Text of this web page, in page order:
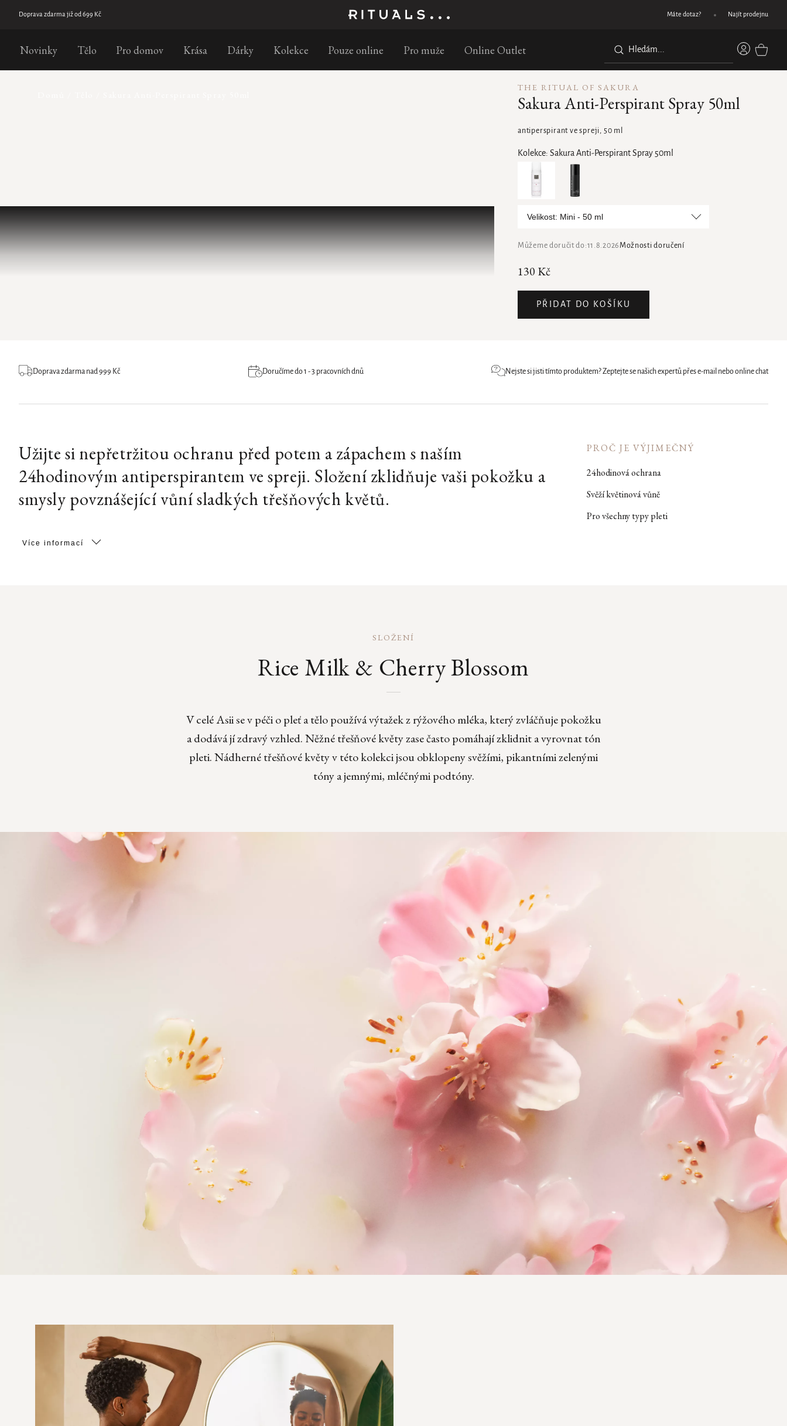
Doprava zdarma již od 699 Kč Objednejte do 11:30 a doručíme následující pracovní den Dárek při nákupu nad 1200 Kč
Máte dotaz? Najít prodejnu
Novinky Tělo Pro domov Krása Dárky Kolekce Pouze online Pro muže Online Outlet
THE RITUAL OF SAKURA
Sakura Anti-Perspirant Spray 50ml
130 Kč
Můžeme doručit do:11.8.2026Možnosti doručení
PŘIDAT DO KOŠÍKU
antiperspirant ve spreji, 50 ml
Kolekce: Sakura Anti-Perspirant Spray 50ml
Velikost: Mini - 50 ml
Doprava zdarma nad 999 Kč Doručíme do 1 - 3 pracovních dnů Nejste si jisti tímto produktem? Zeptejte se našich expertů přes e-mail nebo online chat
Užijte si nepřetržitou ochranu před potem a zápachem s naším
24hodinovým antiperspirantem ve spreji. Složení zklidňuje vaši pokožku a
smysly povznášející vůní sladkých třešňových květů.
PROČ JE VÝJIMEČNÝ
24hodinová ochrana
Svěží květinová vůně
Pro všechny typy pleti
Více informací
SLOŽENÍ
Rice Milk & Cherry Blossom
V celé Asii se v péči o pleť a tělo používá výtažek z rýžového mléka, který zvláčňuje pokožku
a dodává jí zdravý vzhled. Něžné třešňové květy zase často pomáhají zklidnit a vyrovnat tón
pleti. Nádherné třešňové květy v této kolekci jsou obklopeny svěžími, pikantními zelenými
tóny a jemnými, mléčnými podtóny.